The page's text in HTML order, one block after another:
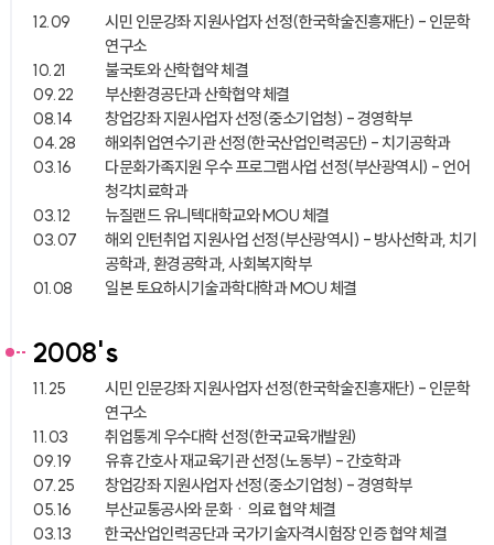
12.09
시민 인문강좌 지원사업자 선정(한국학술진흥재단) - 인문학
연구소
10.21
불국토와 산학협약 체결
09.22
부산환경공단과 산학협약 체결
08.14
창업강좌 지원사업자 선정(중소기업청) - 경영학부
04.28
해외취업연수기관 선정(한국산업인력공단) - 치기공학과
03.16
다문화가족지원 우수 프로그램사업 선정(부산광역시) - 언어
청각치료학과
03.12
뉴질랜드 유니텍대학교와 MOU 체결
03.07
해외 인턴취업 지원사업 선정(부산광역시) - 방사선학과, 치기
공학과, 환경공학과, 사회복지학부
01.08
일본 토요하시기술과학대학과 MOU 체결
2008's
11.25
시민 인문강좌 지원사업자 선정(한국학술진흥재단) - 인문학
연구소
11.03
취업통계 우수대학 선정(한국교육개발원)
09.19
유휴 간호사 재교육기관 선정(노동부) - 간호학과
07.25
창업강좌 지원사업자 선정(중소기업청) - 경영학부
05.16
부산교통공사와 문화ㆍ의료 협약 체결
03.13
한국산업인력공단과 국가기술자격시험장 인증 협약 체결